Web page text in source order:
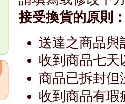
接受換貨的原則
送達之商品與
收到商品七天
商品已拆封但
收到商品有瑕